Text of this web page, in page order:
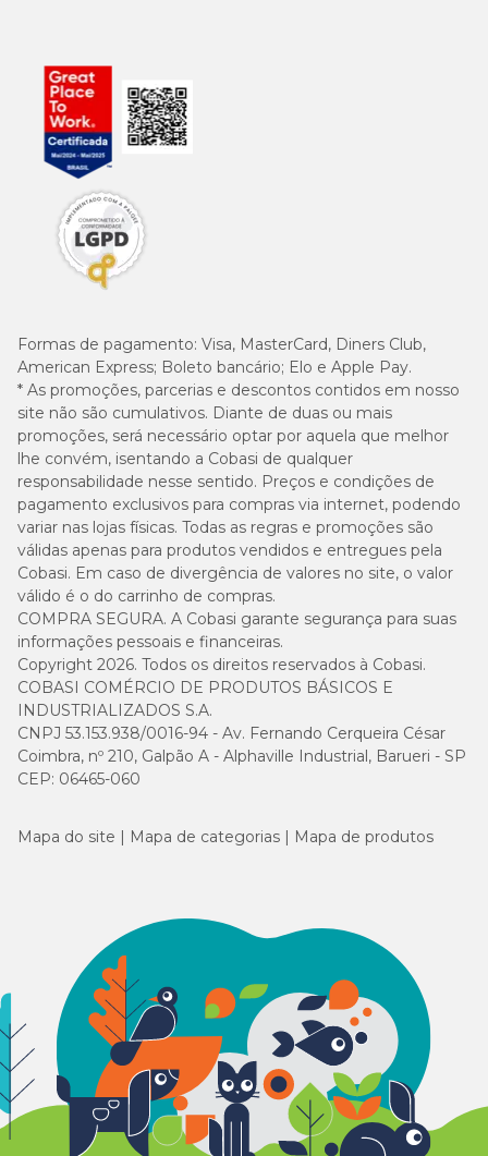
Formas de pagamento: Visa, MasterCard, Diners Club,
American Express; Boleto bancário; Elo e Apple Pay.
* As promoções, parcerias e descontos contidos em nosso
site não são cumulativos. Diante de duas ou mais
promoções, será necessário optar por aquela que melhor
lhe convém, isentando a Cobasi de qualquer
responsabilidade nesse sentido. Preços e condições de
pagamento exclusivos para compras via internet, podendo
variar nas lojas físicas. Todas as regras e promoções são
válidas apenas para produtos vendidos e entregues pela
Cobasi. Em caso de divergência de valores no site, o valor
válido é o do carrinho de compras.
COMPRA SEGURA. A Cobasi garante segurança para suas
informações pessoais e financeiras.
Copyright 2026. Todos os direitos reservados à Cobasi.
COBASI COMÉRCIO DE PRODUTOS BÁSICOS E
INDUSTRIALIZADOS S.A.
CNPJ 53.153.938/0016-94 - Av. Fernando Cerqueira César
Coimbra, nº 210, Galpão A - Alphaville Industrial, Barueri - SP
CEP: 06465-060
Mapa do site Mapa de categorias Mapa de produtos